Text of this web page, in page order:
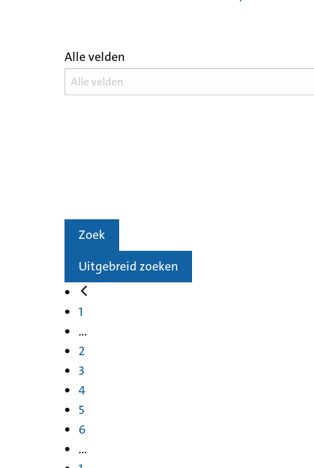
Alle velden
Zoek
Uitgebreid zoeken
1
...
2
3
4
5
6
...